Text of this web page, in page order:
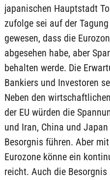
japanischen Hauptstadt
zufolge sei auf der
gewesen, dass die
abgesehen habe, aber
behalten werde. Die
Bankiers und Investoren
Neben den
der EU würden die
und Iran, China und
Besorgnis führen. Aber
Eurozone könne ein
reicht. Auch die